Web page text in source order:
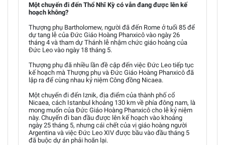
Một chuyến đi đến Thổ Nhĩ Kỳ có vẫn đang được lên kế
hoạch không?
Thượng phụ Bartholomew, người đã đến Rome ở tuổi 85 để
dự tang lễ của Đức Giáo Hoàng Phanxicô vào ngày 26
tháng 4 và tham dự Thánh lễ nhậm chức giáo hoàng của
Đức Leo vào ngày 18 tháng 5.
Thượng phụ đã nhiều lần đề cập đến việc Đức Leo tiếp tục
kế hoạch mà Thượng phụ và Đức Giáo Hoàng Phanxicô đã
lập ra để cùng nhau kỷ niệm Công đồng Nicaea.
Một chuyến đi đến Iznik, địa điểm của thành phố cổ
Nicaea, cách Istanbul khoảng 130 km về phía đông nam, là
mong muốn của Đức Giáo Hoàng Phanxicô cho lễ kỷ niệm
này. Chuyến đi ban đầu được lên kế hoạch vào khoảng
ngày 25 tháng 5, nhưng cái chết của vị giáo hoàng người
Argentina và việc Đức Leo XIV được bầu vào đầu tháng 5
đã buộc dự án phải hoãn lại.